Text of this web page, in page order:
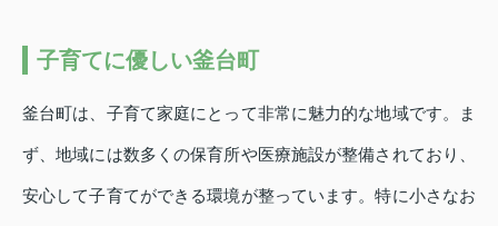
子育てに優しい釜台町
釜台町は、子育て家庭にとって非常に魅力的な地域です。ま
ず、地域には数多くの保育所や医療施設が整備されており、
安心して子育てができる環境が整っています。特に小さなお